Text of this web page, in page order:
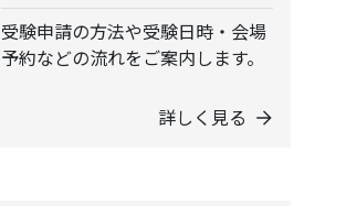
受験申請の方法や受験日時・会場
予約などの流れをご案内します。
詳しく見る